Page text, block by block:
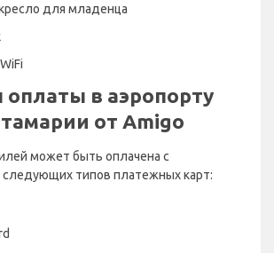
для младенца
оплаты в аэропорту
от Amigo
может быть оплачена с
типов платежных карт: